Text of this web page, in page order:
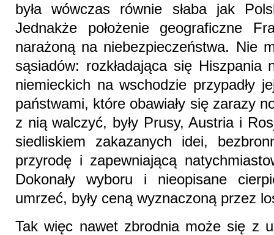
była wówczas równie słaba jak
Jednakże położenie geograficzne
narażoną na niebezpieczeństwa. Nie
sąsiadów: rozkładająca się Hiszpania
niemieckich na wschodzie przypadły
państwami, które obawiały się zarazy
z nią walczyć, były Prusy, Austria i
siedliskiem zakazanych idei,
przyrodę i zapewniającą
Dokonały wyboru i nieopisane
umrzeć, były ceną wyznaczoną przez
Tak więc nawet zbrodnia może się z